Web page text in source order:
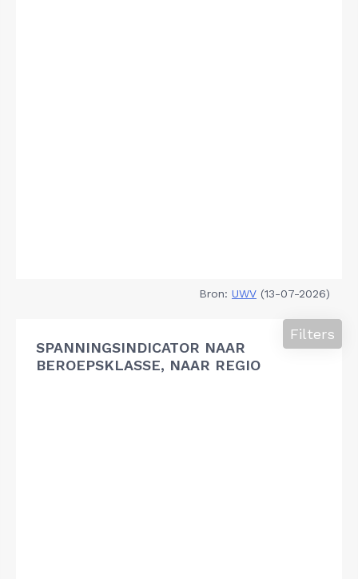
Bron: UWV (13-07-2026)
SPANNINGSINDICATOR NAAR
BEROEPSKLASSE, NAAR REGIO
Filters